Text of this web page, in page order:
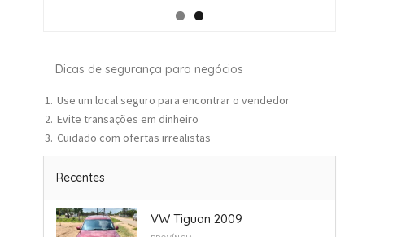
Dicas de segurança para negócios
Use um local seguro para encontrar o vendedor
Evite transações em dinheiro
Cuidado com ofertas irrealistas
Recentes
VW Tiguan 2009